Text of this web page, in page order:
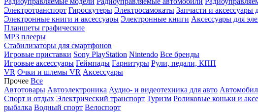
Электротранспорт Гироскутеры Электросамокаты Запчасти и аксессуары
Электронные книги и аксессуары Электронные книги Аксессуары для
Планшеты графические
MP3 плееры
Стабилизаторы для смартфонов
Игровые приставки Sony PlayStation Nintendo Все бренды
Игровые аксессуары Геймпады Гарнитуры Рули, педали, КПП
VR Очки и шлемы VR Аксессуары
Прочее Все
Автотовары Автоэлектроника Аудио- и видеотехника для авто
Спорт и отдых Электрический транспорт Туризм Роликовые коньки и
рыбалка Водный спорт Велоспорт